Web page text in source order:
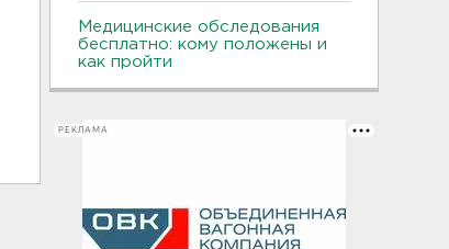
Медицинские обследования
бесплатно: кому положены и
как пройти
РЕКЛАМА